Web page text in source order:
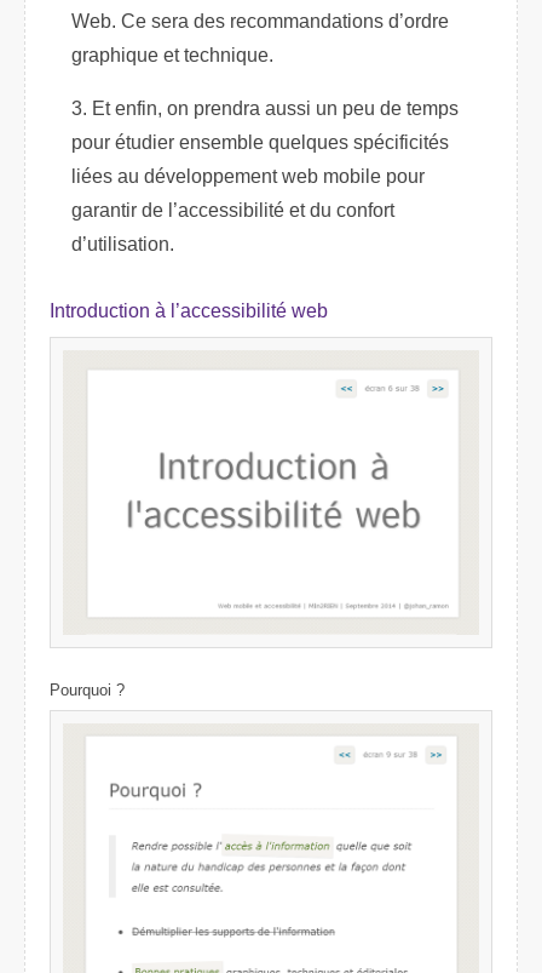
Web. Ce sera des recommandations d’ordre
graphique et technique.
Et enfin, on prendra aussi un peu de temps
pour étudier ensemble quelques spécificités
liées au développement web mobile pour
garantir de l’accessibilité et du confort
d’utilisation.
Introduction à l’accessibilité web
Pourquoi ?